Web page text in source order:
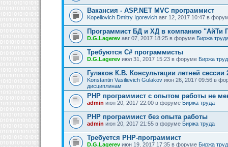
Вакансия - ASP.NET MVC программист
Kopeliovich Dmitry Igorevich авг 12, 2017 10:47 в
Программист БД и ХД в компанию "АйТи
D.G.Lagerev авг 07, 2017 18:25 в форуме Биржа
Требуются C# программисты
D.G.Lagerev июл 31, 2017 15:23 в форуме Биржа
Гулаков К.В. Консультации летней сессии
Konstantin Vasilievich Gulakov июн 26, 2017 09:56 в
дисциплинам
PHP программист с опытом работы не
admin июн 20, 2017 22:00 в форуме Биржа труда
PHP программист без опыта работы
admin июн 20, 2017 21:55 в форуме Биржа труда
Требуется PHP-программист
D.G.Lagerev июн 19, 2017 17:35 в форуме Биржа